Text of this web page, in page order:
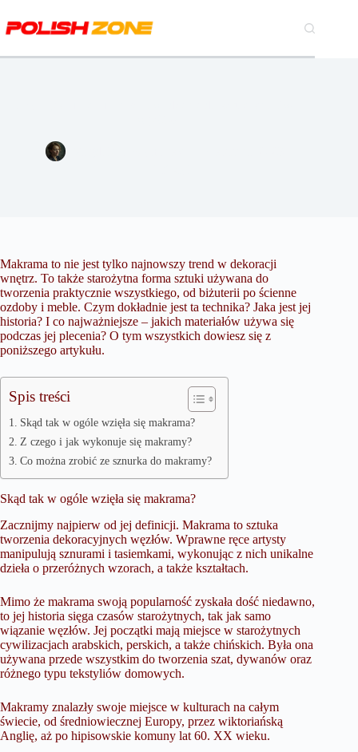
do
treści
Makrama to nie jest tylko najnowszy trend w dekoracji
wnętrz. To także starożytna forma sztuki używana do
tworzenia praktycznie wszystkiego, od biżuterii po ścienne
ozdoby i meble. Czym dokładnie jest ta technika? Jaka jest jej
historia? I co najważniejsze – jakich materiałów używa się
podczas jej plecenia? O tym wszystkich dowiesz się z
poniższego artykułu.
Spis treści
Skąd tak w ogóle wzięła się makrama?
Z czego i jak wykonuje się makramy?
Co można zrobić ze sznurka do makramy?
Skąd tak w ogóle wzięła się makrama?
Zacznijmy najpierw od jej definicji. Makrama to sztuka
tworzenia dekoracyjnych węzłów. Wprawne ręce artysty
manipulują sznurami i tasiemkami, wykonując z nich unikalne
dzieła o przeróżnych wzorach, a także kształtach.
Mimo że makrama swoją popularność zyskała dość niedawno,
to jej historia sięga czasów starożytnych, tak jak samo
wiązanie węzłów. Jej początki mają miejsce w starożytnych
cywilizacjach arabskich, perskich, a także chińskich. Była ona
używana przede wszystkim do tworzenia szat, dywanów oraz
różnego typu tekstyliów domowych.
Makramy znalazły swoje miejsce w kulturach na całym
świecie, od średniowiecznej Europy, przez wiktoriańską
Anglię, aż po hipisowskie komuny lat 60. XX wieku.